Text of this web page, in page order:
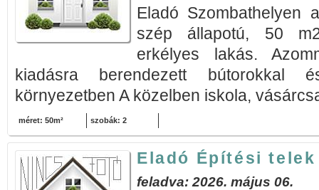
Eladó Szombathelyen
szép állapotú, 50
erkélyes lakás.
kiadásra berendezett bútorokkal
környezetben A közelben iskola,
méret: 50m² szobák: 2
Eladó Építési
feladva: 2026. május 06.